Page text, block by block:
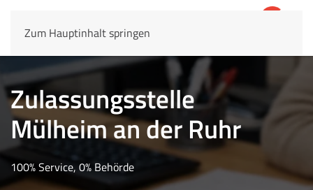
Zum Hauptinhalt springen
Zulassungsstelle
Mülheim an der Ruhr
100% Service, 0% Behörde